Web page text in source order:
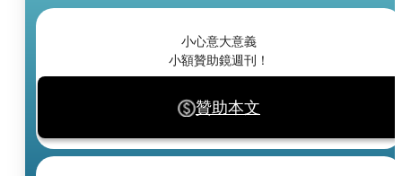
小心意大意義
小額贊助鏡週刊！
贊助本文